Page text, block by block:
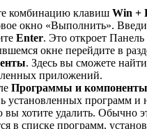
комбинацию клавиш Win +
окно «Выполнить».
Enter. Это откроет Панель
окне перейдите в
. Здесь вы сможете
приложений.
Программы и компоненты
установленных программ и
вы хотите удалить. Обычно
в списке программ,